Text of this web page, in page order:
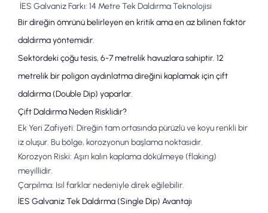
İES Galvaniz Farkı: 14 Metre Tek Daldırma Teknolojisi
Bir direğin ömrünü belirleyen en kritik ama en az bilinen faktör
daldırma yöntemidir.
Sektördeki çoğu tesis, 6-7 metrelik havuzlara sahiptir. 12
metrelik birpoligon aydınlatma direğini kaplamak için çift
daldırma(Double Dip) yaparlar.
Çift Daldırma Neden Risklidir?
Ek Yeri Zafiyeti: Direğin tam ortasında pürüzlü ve koyu renkli bir
iz oluşur. Bu bölge, korozyonun başlama noktasıdır.
Korozyon Riski: Aşırı kalın kaplama dökülmeye (flaking)
meyillidir.
Çarpılma: Isıl farklar nedeniyle direk eğilebilir.
İES Galvaniz Tek Daldırma (Single Dip) Avantajı